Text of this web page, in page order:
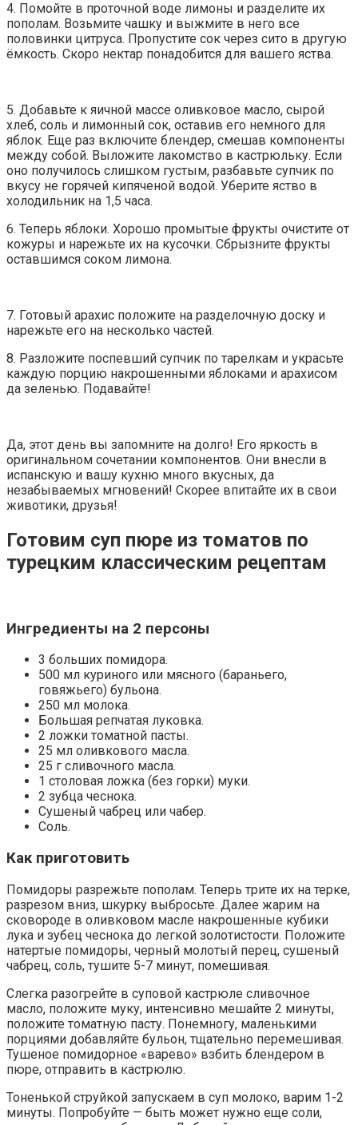
4. Помойте в проточной воде лимоны и разделите их
пополам. Возьмите чашку и выжмите в него все
половинки цитруса. Пропустите сок через сито в другую
ёмкость. Скоро нектар понадобится для вашего яства.
5. Добавьте к яичной массе оливковое масло, сырой
хлеб, соль и лимонный сок, оставив его немного для
яблок. Еще раз включите блендер, смешав компоненты
между собой. Выложите лакомство в кастрюльку. Если
оно получилось слишком густым, разбавьте супчик по
вкусу не горячей кипяченой водой. Уберите яство в
холодильник на 1,5 часа.
6. Теперь яблоки. Хорошо промытые фрукты очистите от
кожуры и нарежьте их на кусочки. Сбрызните фрукты
оставшимся соком лимона.
7. Готовый арахис положите на разделочную доску и
нарежьте его на несколько частей.
8. Разложите поспевший супчик по тарелкам и украсьте
каждую порцию накрошенными яблоками и арахисом
да зеленью. Подавайте!
Да, этот день вы запомните на долго! Его яркость в
оригинальном сочетании компонентов. Они внесли в
испанскую и вашу кухню много вкусных, да
незабываемых мгновений! Скорее впитайте их в свои
животики, друзья!
Готовим суп пюре из томатов по
турецким классическим рецептам
Ингредиенты на 2 персоны
3 больших помидора.
500 мл куриного или мясного (бараньего,
говяжьего) бульона.
250 мл молока.
Большая репчатая луковка.
2 ложки томатной пасты.
25 мл оливкового масла.
25 г сливочного масла.
1 столовая ложка (без горки) муки.
2 зубца чеснока.
Сушеный чабрец или чабер.
Соль.
Как приготовить
Помидоры разрежьте пополам. Теперь трите их на терке,
разрезом вниз, шкурку выбросьте. Далее жарим на
сковороде в оливковом масле накрошенные кубики
лука и зубец чеснока до легкой золотистости. Положите
натертые помидоры, черный молотый перец, сушеный
чабрец, соль, тушите 5-7 минут, помешивая.
Слегка разогрейте в суповой кастрюле сливочное
масло, положите муку, интенсивно мешайте 2 минуты,
положите томатную пасту. Понемногу, маленькими
порциями добавляйте бульон, тщательно перемешивая.
Тушеное помидорное «варево» взбить блендером в
пюре, отправить в кастрюлю.
Тоненькой струйкой запускаем в суп молоко, варим 1-2
минуты. Попробуйте — быть может нужно еще соли,